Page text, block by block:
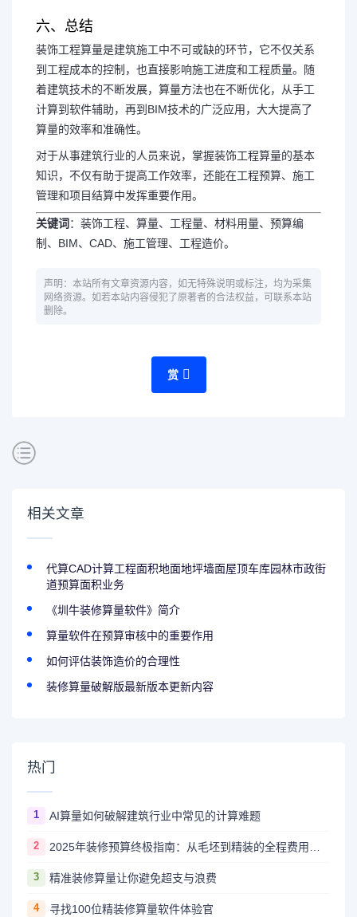
六、总结
装饰工程算量是建筑施工中不可或缺的环节，它不仅关系
到工程成本的控制，也直接影响施工进度和工程质量。随
着建筑技术的不断发展，算量方法也在不断优化，从手工
计算到软件辅助，再到BIM技术的广泛应用，大大提高了
算量的效率和准确性。
对于从事建筑行业的人员来说，掌握装饰工程算量的基本
知识，不仅有助于提高工作效率，还能在工程预算、施工
管理和项目结算中发挥重要作用。
关键词 ：装饰工程、算量、工程量、材料用量、预算编
制、BIM、CAD、施工管理、工程造价。
声明：本站所有文章资源内容，如无特殊说明或标注，均为采集
网络资源。如若本站内容侵犯了原著者的合法权益，可联系本站
删除。
赏
相关文章
代算CAD计算工程面积地面地坪墙面屋顶车库园林市政街
道预算面积业务
《圳牛装修算量软件》简介
算量软件在预算审核中的重要作用
如何评估装饰造价的合理性
装修算量破解版最新版本更新内容
热门
1 AI算量如何破解建筑行业中常见的计算难题
2 2025年装修预算终极指南：从毛坯到精装的全程费用解析
3 精准装修算量让你避免超支与浪费
4 寻找100位精装修算量软件体验官